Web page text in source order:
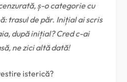
ș-o categorie cu
trasul de păr. Inițial ai scris
după inițial? Cred c-ai
ne zici altă dată!
isterică?